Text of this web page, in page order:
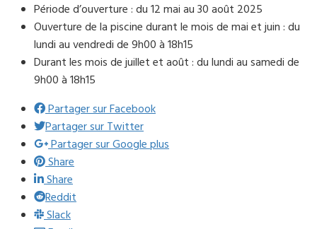
Période d’ouverture : du 12 mai au 30 août 2025
Ouverture de la piscine durant le mois de mai et juin : du
lundi au vendredi de 9h00 à 18h15
Durant les mois de juillet et août : du lundi au samedi de
9h00 à 18h15
Partager sur Facebook
Partager sur Twitter
Partager sur Google plus
Share
Share
Reddit
Slack